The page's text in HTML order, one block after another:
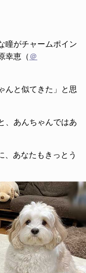
瞳がチャームポイン
幸恵（ ＠
んと似てきた」と思
、あんちゃんではあ
、あなたもきっとう